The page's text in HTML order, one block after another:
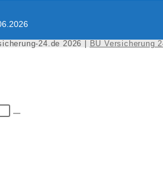
24.de 2026 | BU Versicherung